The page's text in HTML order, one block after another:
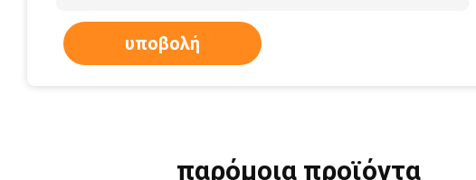
υποβολή
παρόμοια προϊόντα